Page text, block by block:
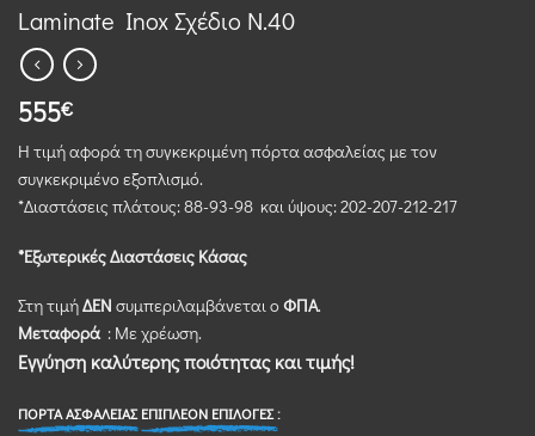
Laminate Inox Σχέδιο N.40
555€
Η τιμή αφορά τη συγκεκριμένη πόρτα ασφαλείας με τον
συγκεκριμένο εξοπλισμό.
*Διαστάσεις πλάτoυς: 88-93-98 και ύψους: 202-207-212-217
*Εξωτερικές Διαστάσεις Κάσας
Στη τιμήΔΕΝ συμπεριλαμβάνεται οΦΠΑ.
Μεταφορά : Με χρέωση.
Εγγύηση καλύτερης ποιότητας και τιμής!
ΠΟΡΤΑ ΑΣΦΑΛΕΙΑΣΕΠΙΠΛΕΟΝ ΕΠΙΛΟΓΕΣ :